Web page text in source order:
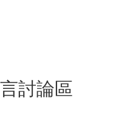
討論區